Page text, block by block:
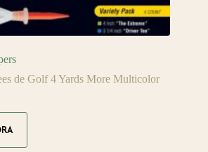
de Golf 4 Yards More Multicolor